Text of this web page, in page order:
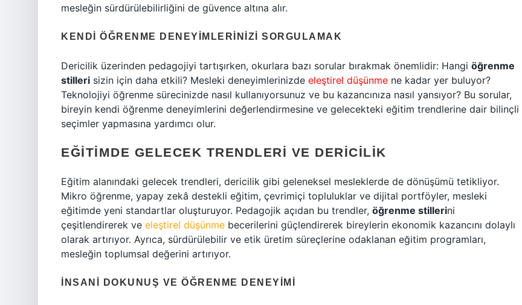
mesleğin sürdürülebilirliğini de güvence altına alır.
KENDI ÖĞRENME DENEYIMLERINIZI SORGULAMAK
Dericilik üzerinden pedagojiyi tartışırken, okurlara bazı sorular bırakmak önemlidir: Hangi öğrenme
stilleri sizin için daha etkili? Mesleki deneyimlerinizde eleştirel düşünme ne kadar yer buluyor?
Teknolojiyi öğrenme sürecinizde nasıl kullanıyorsunuz ve bu kazancınıza nasıl yansıyor? Bu sorular,
bireyin kendi öğrenme deneyimlerini değerlendirmesine ve gelecekteki eğitim trendlerine dair bilinçli
seçimler yapmasına yardımcı olur.
EĞITIMDE GELECEK TRENDLERI VE DERICILIK
Eğitim alanındaki gelecek trendleri, dericilik gibi geleneksel mesleklerde de dönüşümü tetikliyor.
Mikro öğrenme, yapay zekâ destekli eğitim, çevrimiçi topluluklar ve dijital portföyler, mesleki
eğitimde yeni standartlar oluşturuyor. Pedagojik açıdan bu trendler, öğrenme stillerini
çeşitlendirerek ve eleştirel düşünme becerilerini güçlendirerek bireylerin ekonomik kazancını dolaylı
olarak artırıyor. Ayrıca, sürdürülebilir ve etik üretim süreçlerine odaklanan eğitim programları,
mesleğin toplumsal değerini artırıyor.
İNSANI DOKUNUŞ VE ÖĞRENME DENEYIMI